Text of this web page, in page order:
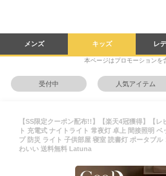
メンズ キッズ レ
本ページはプロモーションを
受付中 人気アイテム
【SS限定クーポン配布!!】【楽天4冠獲得】【
ト 充電式 ナイトライト 常夜灯 卓上 間接照明
プ 防災 ライト 子供部屋 寝室 読書灯 ポータブ
わいい 送料無料 Latuna